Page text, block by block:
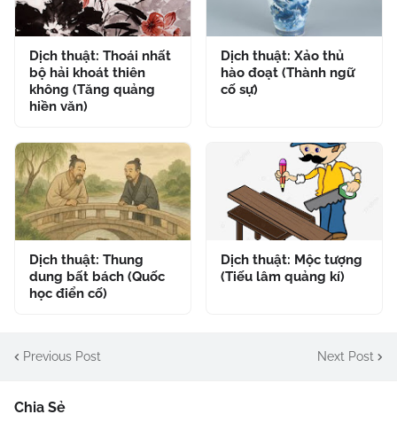
Dịch thuật: Thoái nhất
bộ hải khoát thiên
không (Tăng quảng
hiền văn)
Dịch thuật: Xảo thủ
hào đoạt (Thành ngữ
cố sự)
Dịch thuật: Thung
dung bất bách (Quốc
học điển cố)
Dịch thuật: Mộc tượng
(Tiếu lâm quảng kí)
Previous Post Next Post
Chia Sẻ